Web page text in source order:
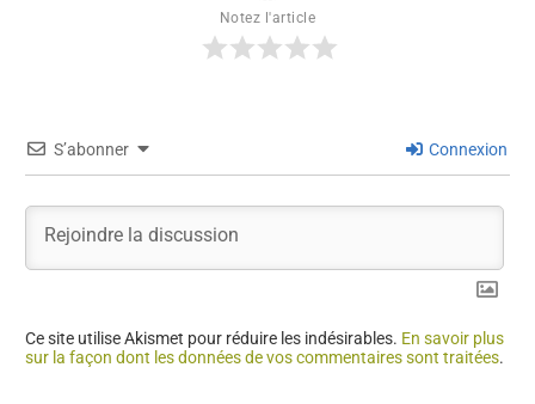
Notez l'article
S’abonner Connexion
Ce site utilise Akismet pour réduire les indésirables. En savoir plus
sur la façon dont les données de vos commentaires sont traitées.